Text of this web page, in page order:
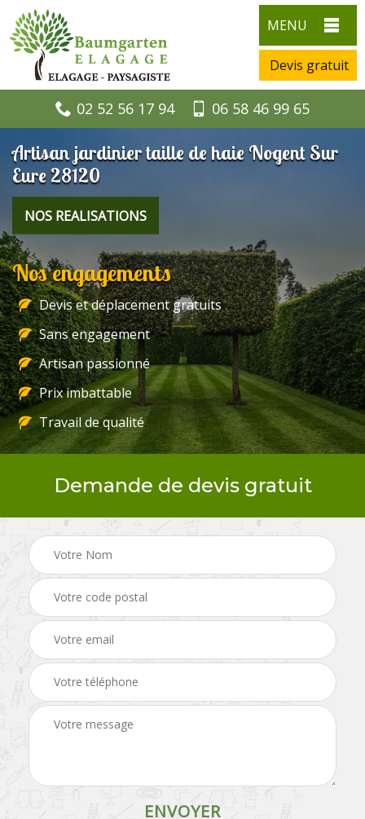
MENU
Devis gratuit
02 52 56 17 94 06 58 46 99 65
Artisan jardinier taille de haie Nogent Sur
Eure 28120
NOS REALISATIONS
Nos engagements
Devis et déplacement gratuits
Sans engagement
Artisan passionné
Prix imbattable
Travail de qualité
Demande de devis gratuit